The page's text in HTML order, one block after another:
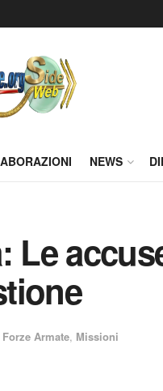
NEWS
Le
Forze Armate, Missioni